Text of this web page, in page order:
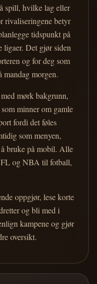
spill, hvilke lag eller
rivaliseringene betyr
tidspunkt på
ligaer. Det gjør siden
og for deg som
mandag morgen.
mørk bakgrunn,
minner om gamle
fordi det føles
som menyen,
bruke på mobil. Alle
og NBA til fotball,
oppgjør, lese korte
og bli med i
kampene og gjør
oversikt.